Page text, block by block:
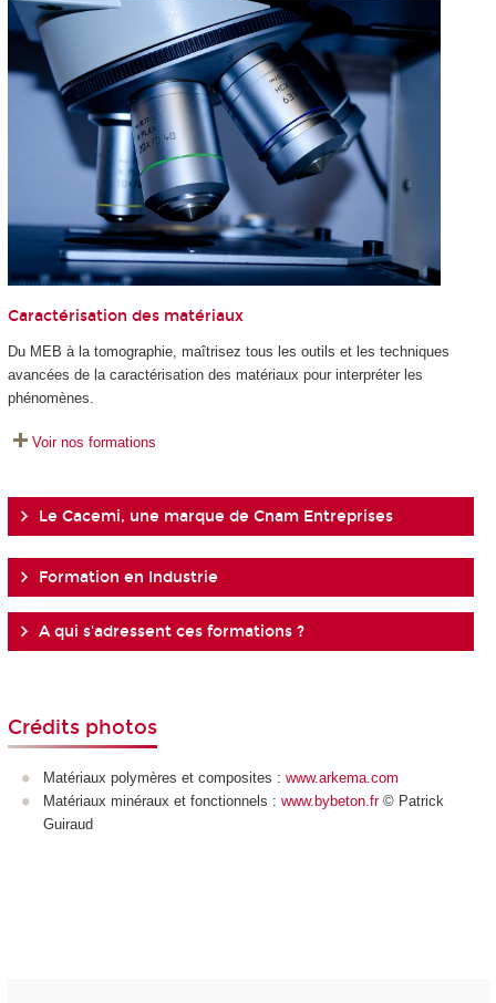
Caractérisation des matériaux
Du MEB à la tomographie, maîtrisez tous les outils et les techniques
avancées de la caractérisation des matériaux pour interpréter les
phénomènes.
Voir nos formations
Le Cacemi, une marque de Cnam Entreprises
Formation en Industrie
A qui s'adressent ces formations ?
Crédits photos
Matériaux polymères et composites : www.arkema.com
Matériaux minéraux et fonctionnels : www.bybeton.fr © Patrick
Guiraud